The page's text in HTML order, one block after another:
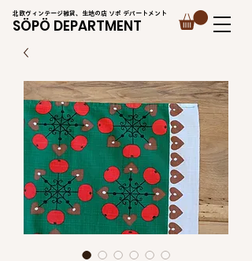
北欧ヴィンテージ雑貨、生地の店 ソポ デパートメント
SÖPÖ DEPARTMENT